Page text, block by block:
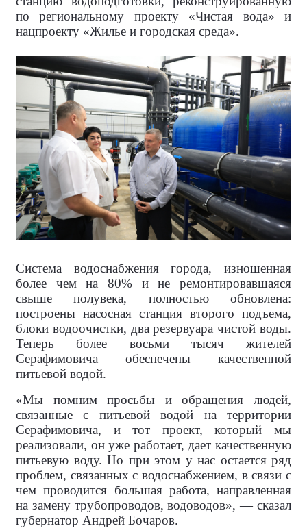
по региональному проекту «Чистая вода» и
нацпроекту «Жилье и городская среда».
Система водоснабжения города, изношенная
более чем на 80% и не ремонтировавшаяся
свыше полувека, полностью обновлена:
построены насосная станция второго подъема,
блоки водоочистки, два резервуара чистой воды.
Теперь более восьми тысяч жителей
Серафимовича обеспечены качественной
питьевой водой.
«Мы помним просьбы и обращения людей,
связанные с питьевой водой на территории
Серафимовича, и тот проект, который мы
реализовали, он уже работает, дает качественную
питьевую воду. Но при этом у нас остается ряд
проблем, связанных с водоснабжением, в связи с
чем проводится большая работа, направленная
на замену трубопроводов, водоводов», — сказал
губернатор Андрей Бочаров.